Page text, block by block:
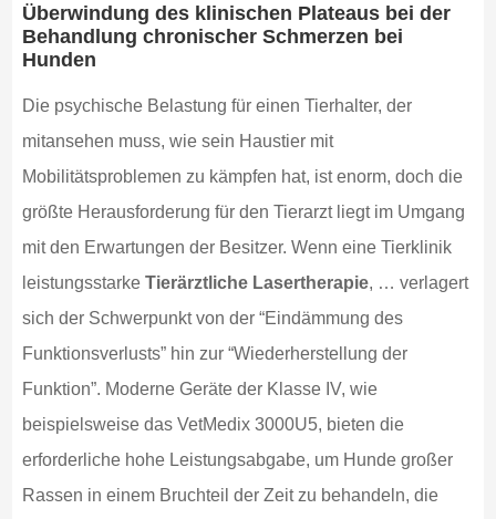
Überwindung des klinischen Plateaus bei der
Behandlung chronischer Schmerzen bei
Hunden
Die psychische Belastung für einen Tierhalter, der
mitansehen muss, wie sein Haustier mit
Mobilitätsproblemen zu kämpfen hat, ist enorm, doch die
größte Herausforderung für den Tierarzt liegt im Umgang
mit den Erwartungen der Besitzer. Wenn eine Tierklinik
leistungsstarke Tierärztliche Lasertherapie, … verlagert
sich der Schwerpunkt von der “Eindämmung des
Funktionsverlusts” hin zur “Wiederherstellung der
Funktion”. Moderne Geräte der Klasse IV, wie
beispielsweise das VetMedix 3000U5, bieten die
erforderliche hohe Leistungsabgabe, um Hunde großer
Rassen in einem Bruchteil der Zeit zu behandeln, die